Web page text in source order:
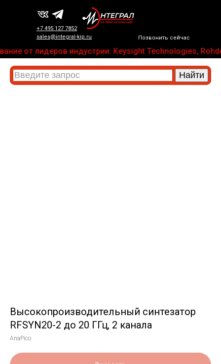
Позвонить сейчас
+7 495 127 7852
sales@integral-kip.ru
от лидеров индустрии: Keysight Technologies,
Высокопроизводительный синтезатор
RFSYN20-2 до 20 ГГц, 2 канала
AnaPico